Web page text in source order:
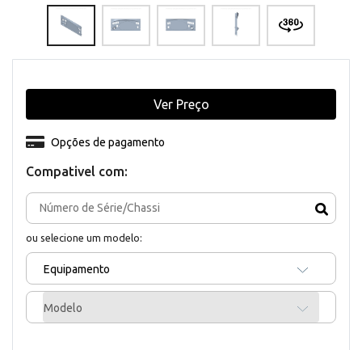
Compativel com:
ou selecione um modelo:
Equipamento
Modelo
Opções de pagamento
Ver Preço